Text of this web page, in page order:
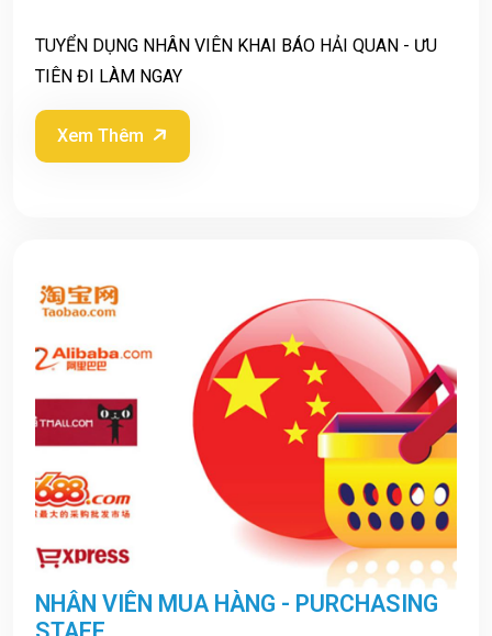
TUYỂN DỤNG NHÂN VIÊN KHAI BÁO HẢI QUAN - ƯU
TIÊN ĐI LÀM NGAY
Xem Thêm
NHÂN VIÊN MUA HÀNG - PURCHASING